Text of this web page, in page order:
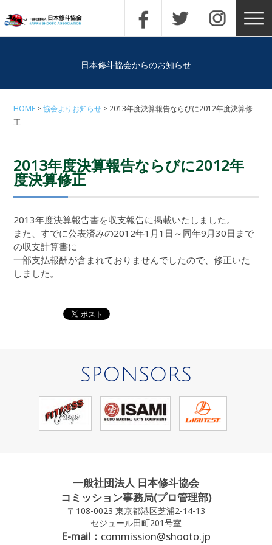
日本修斗協会からのお知らせ
HOME 協会よりお知らせ
2013年度決算報告ならびに2012年度決算修
正
2013年度決算報告ならびに2012年
度決算修正
2013年度決算報告書を収支報告に掲載いたしました。
また、すでに公表済みの2012年1月1日～同年9月30日まで
の収支計算書に
一部支払報酬が含まれておりませんでしたので、修正いた
しました。
SPONSORS
一般社団法人 日本修斗協会
コミッション事務局(プロ管理部)
〒108-0023 東京都港区芝浦2-14-13
セジュール田町201号室
E-mail： commission@shooto.jp